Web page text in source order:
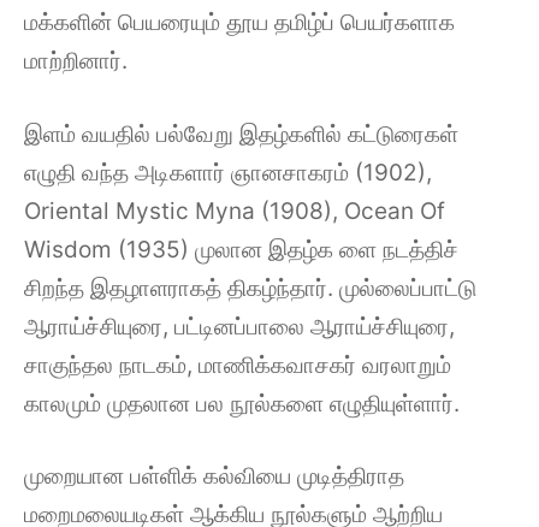
மக்களின் பெயரையும் தூய தமிழ்ப் பெயர்களாக
மாற்றினார்.
இளம் வயதில் பல்வேறு இதழ்களில் கட்டுரைகள்
எழுதி வந்த அடிகளார் ஞானசாகரம் (1902),
Oriental Mystic Myna (1908), Ocean Of
Wisdom (1935) முலான இதழ்க ளை நடத்திச்
சிறந்த இதழாளராகத் திகழ்ந்தார். முல்லைப்பாட்டு
ஆராய்ச்சியுரை, பட்டினப்பாலை ஆராய்ச்சியுரை,
சாகுந்தல நாடகம், மாணிக்கவாசகர் வரலாறும்
காலமும் முதலான பல நூல்களை எழுதியுள்ளார்.
முறையான பள்ளிக் கல்வியை முடித்திராத
மறைமலையடிகள் ஆக்கிய நூல்களும் ஆற்றிய